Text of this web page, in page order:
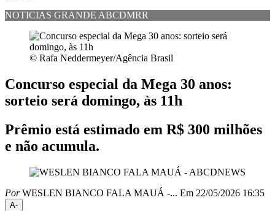
NOTICIAS GRANDE ABCDMRR
© Rafa Neddermeyer/Agência Brasil
Concurso especial da Mega 30 anos:
sorteio será domingo, às 11h
Prêmio está estimado em R$ 300 milhões
e não acumula.
PorWESLEN BIANCO FALA MAUÁ -... Em 22/05/2026 16:35
A-